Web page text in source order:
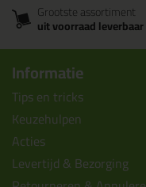
Grootste assortiment
uit voorraad leverbaar
Informatie
Tips en tricks
Keuzehulpen
Acties
Levertijd & Bezorging